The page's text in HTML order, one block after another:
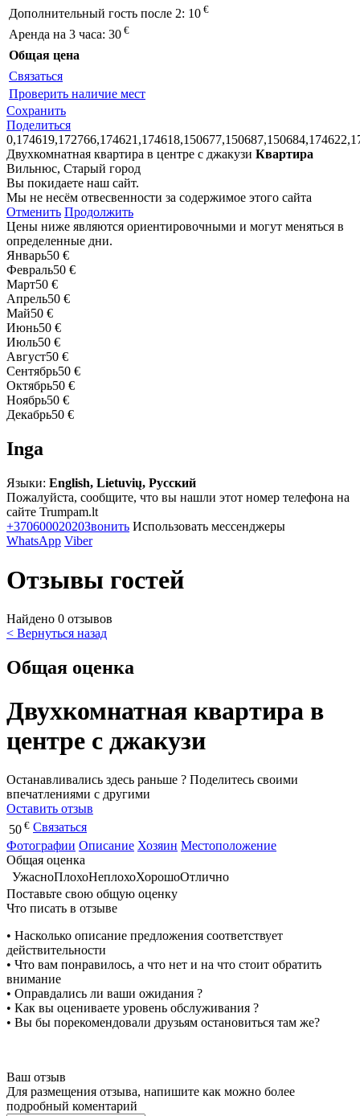
Дополнительный гость после 2: 10 €
Аренда на 3 часа: 30 €
Общая цена
Связаться
Проверить наличие мест
Сохранить
Поделиться
Двухкомнатная квартира в центре с джакузи Квартира
Вильнюс, Старый город
Вы покидаете наш сайт.
Мы не несём отвесвенности за содержимое этого сайта
Отменить Продолжить
Цены ниже являются ориентировочными и могут меняться в
определенные дни.
Январь50 €
Февраль50 €
Март50 €
Апрель50 €
Май50 €
Июнь50 €
Июль50 €
Август50 €
Сентябрь50 €
Октябрь50 €
Ноябрь50 €
Декабрь50 €
Inga
Языки: English, Lietuvių, Русский
Пожалуйста, сообщите, что вы нашли этот номер телефона на
сайте Trumpam.lt
+37060002020Звонить Использовать мессенджеры
WhatsApp Viber
Отзывы гостей
Найдено 0 отзывов
< Вернуться назад
Общая оценка
Двухкомнатная квартира в
центре с джакузи
Останавливались здесь раньше ? Поделитесь своими
впечатлениями с другими
Оставить отзыв
50 € Связаться
Фотографии Описание Хозяин Местоположение
Общая оценка
УжасноПлохоНеплохоХорошоОтлично
Поставьте свою общую оценку
Что писать в отзыве
• Насколько описание предложения соответствует
действительности
• Что вам понравилось, а что нет и на что стоит обратить
внимание
• Оправдались ли ваши ожидания ?
• Как вы оцениваете уровень обслуживания ?
• Вы бы порекомендовали друзьям остановиться там же?
Ваш отзыв
Для размещения отзыва, напишите как можно более
подробный коментарий